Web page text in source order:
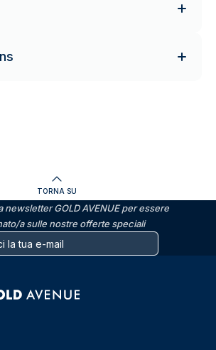
TORNA SU
newsletter GOLD AVENUE per essere
a sulle nostre offerte speciali